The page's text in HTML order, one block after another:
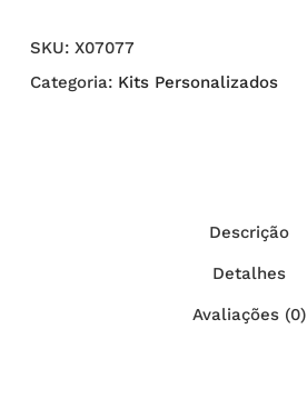
SKU: X07077
Categoria: Kits Personalizados
Descrição
Detalhes
Avaliações (0)